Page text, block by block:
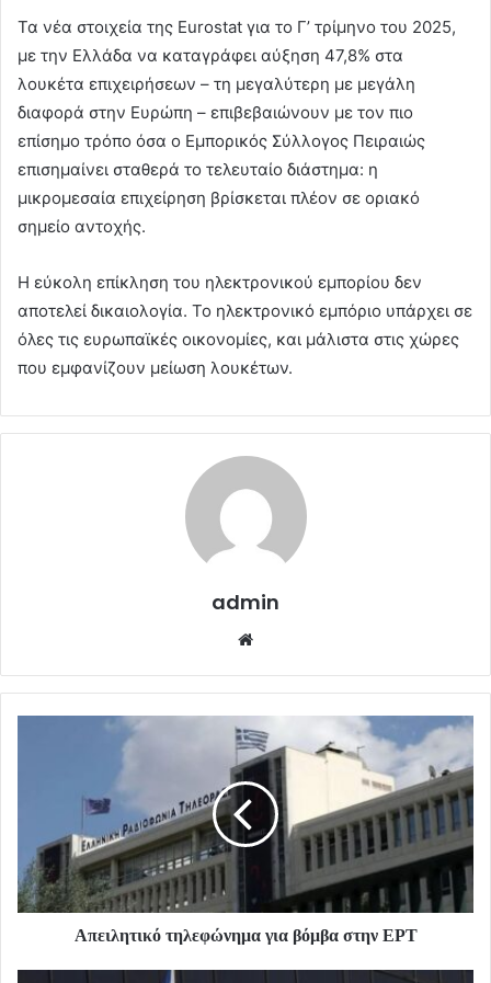
Τα νέα στοιχεία της Eurostat για το Γ’ τρίμηνο του 2025,
με την Ελλάδα να καταγράφει αύξηση 47,8% στα
λουκέτα επιχειρήσεων – τη μεγαλύτερη με μεγάλη
διαφορά στην Ευρώπη – επιβεβαιώνουν με τον πιο
επίσημο τρόπο όσα ο Εμπορικός Σύλλογος Πειραιώς
επισημαίνει σταθερά το τελευταίο διάστημα: η
μικρομεσαία επιχείρηση βρίσκεται πλέον σε οριακό
σημείο αντοχής.
Η εύκολη επίκληση του ηλεκτρονικού εμπορίου δεν
αποτελεί δικαιολογία. Το ηλεκτρονικό εμπόριο υπάρχει σε
όλες τις ευρωπαϊκές οικονομίες, και μάλιστα στις χώρες
που εμφανίζουν μείωση λουκέτων.
admin
Απειλητικό τηλεφώνημα για βόμβα στην ΕΡΤ